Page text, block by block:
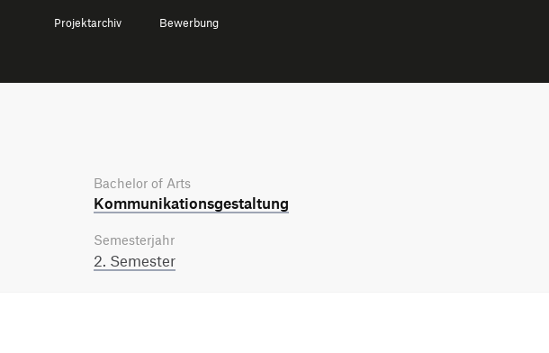
Projektarchiv Bewerbung
Bachelor of Arts
Kommunikations­gestaltung
Semesterjahr
2. Semester